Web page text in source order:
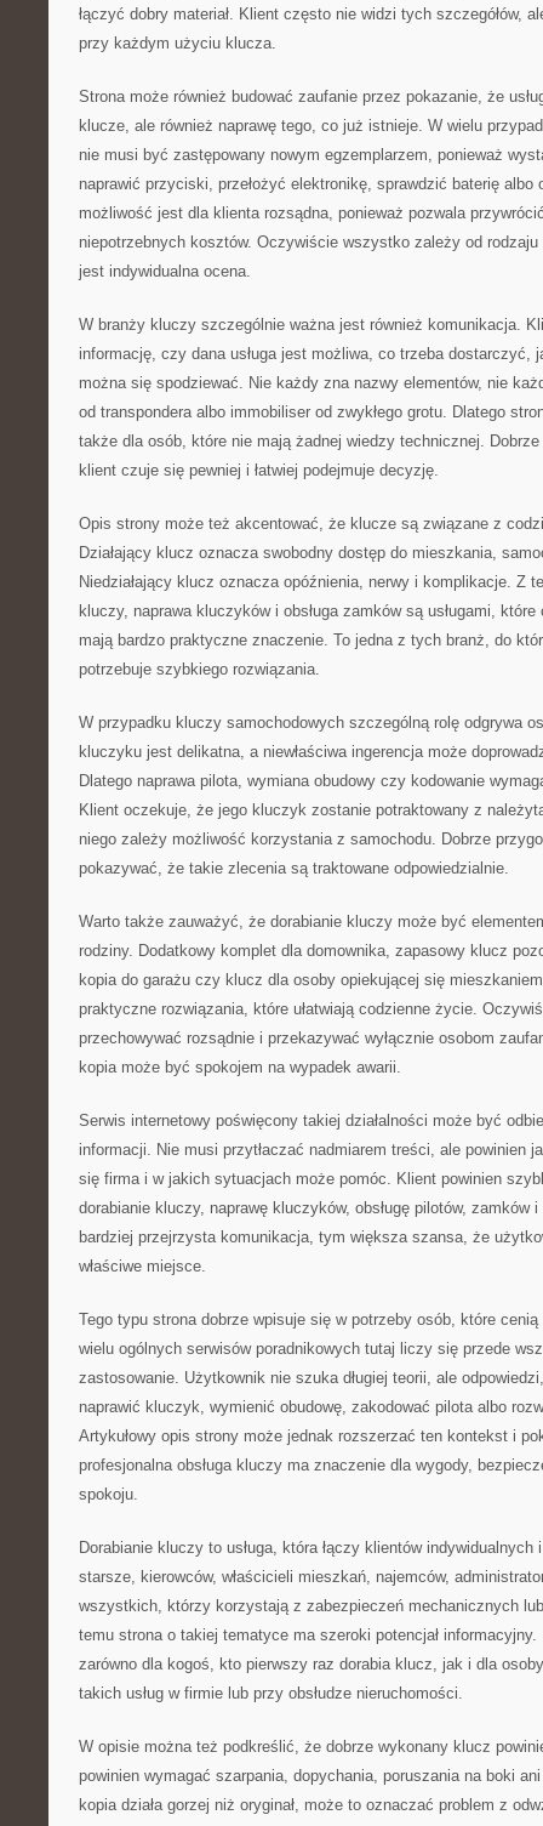
łączyć dobry materiał. Klient często nie widzi tych szczegółów,
przy każdym użyciu klucza.
Strona może również budować zaufanie przez pokazanie, że
klucze, ale również naprawę tego, co już istnieje. W wielu
nie musi być zastępowany nowym egzemplarzem, ponieważ
naprawić przyciski, przełożyć elektronikę, sprawdzić baterię albo
możliwość jest dla klienta rozsądna, ponieważ pozwala
niepotrzebnych kosztów. Oczywiście wszystko zależy od
jest indywidualna ocena.
W branży kluczy szczególnie ważna jest również komunikacja.
informację, czy dana usługa jest możliwa, co trzeba dostarczyć,
można się spodziewać. Nie każdy zna nazwy elementów, nie
od transpondera albo immobiliser od zwykłego grotu. Dlatego
także dla osób, które nie mają żadnej wiedzy technicznej. Dobrze
klient czuje się pewniej i łatwiej podejmuje decyzję.
Opis strony może też akcentować, że klucze są związane z
Działający klucz oznacza swobodny dostęp do mieszkania,
Niedziałający klucz oznacza opóźnienia, nerwy i komplikacje. Z
kluczy, naprawa kluczyków i obsługa zamków są usługami,
mają bardzo praktyczne znaczenie. To jedna z tych branż, do
potrzebuje szybkiego rozwiązania.
W przypadku kluczy samochodowych szczególną rolę odgrywa
kluczyku jest delikatna, a niewłaściwa ingerencja może
Dlatego naprawa pilota, wymiana obudowy czy kodowanie
Klient oczekuje, że jego kluczyk zostanie potraktowany z
niego zależy możliwość korzystania z samochodu. Dobrze
pokazywać, że takie zlecenia są traktowane odpowiedzialnie.
Warto także zauważyć, że dorabianie kluczy może być
rodziny. Dodatkowy komplet dla domownika, zapasowy klucz
kopia do garażu czy klucz dla osoby opiekującej się
praktyczne rozwiązania, które ułatwiają codzienne życie.
przechowywać rozsądnie i przekazywać wyłącznie osobom
kopia może być spokojem na wypadek awarii.
Serwis internetowy poświęcony takiej działalności może być
informacji. Nie musi przytłaczać nadmiarem treści, ale powinien
się firma i w jakich sytuacjach może pomóc. Klient powinien
dorabianie kluczy, naprawę kluczyków, obsługę pilotów, zamków
bardziej przejrzysta komunikacja, tym większa szansa, że
właściwe miejsce.
Tego typu strona dobrze wpisuje się w potrzeby osób, które
wielu ogólnych serwisów poradnikowych tutaj liczy się przede
zastosowanie. Użytkownik nie szuka długiej teorii, ale
naprawić kluczyk, wymienić obudowę, zakodować pilota albo
Artykułowy opis strony może jednak rozszerzać ten kontekst i
profesjonalna obsługa kluczy ma znaczenie dla wygody,
spokoju.
Dorabianie kluczy to usługa, która łączy klientów indywidualnych
starsze, kierowców, właścicieli mieszkań, najemców,
wszystkich, którzy korzystają z zabezpieczeń mechanicznych
temu strona o takiej tematyce ma szeroki potencjał
zarówno dla kogoś, kto pierwszy raz dorabia klucz, jak i dla
takich usług w firmie lub przy obsłudze nieruchomości.
W opisie można też podkreślić, że dobrze wykonany klucz
powinien wymagać szarpania, dopychania, poruszania na boki
kopia działa gorzej niż oryginał, może to oznaczać problem z